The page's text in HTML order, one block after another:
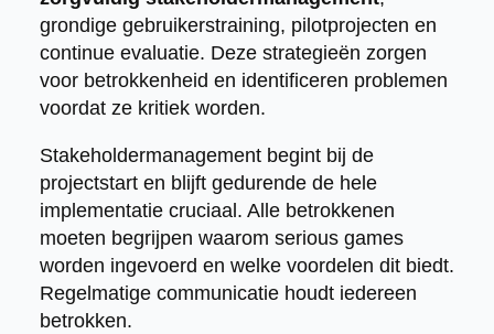
grondige gebruikerstraining, pilotprojecten en
continue evaluatie. Deze strategieën zorgen
voor betrokkenheid en identificeren problemen
voordat ze kritiek worden.
Stakeholdermanagement begint bij de
projectstart en blijft gedurende de hele
implementatie cruciaal. Alle betrokkenen
moeten begrijpen waarom serious games
worden ingevoerd en welke voordelen dit biedt.
Regelmatige communicatie houdt iedereen
betrokken.